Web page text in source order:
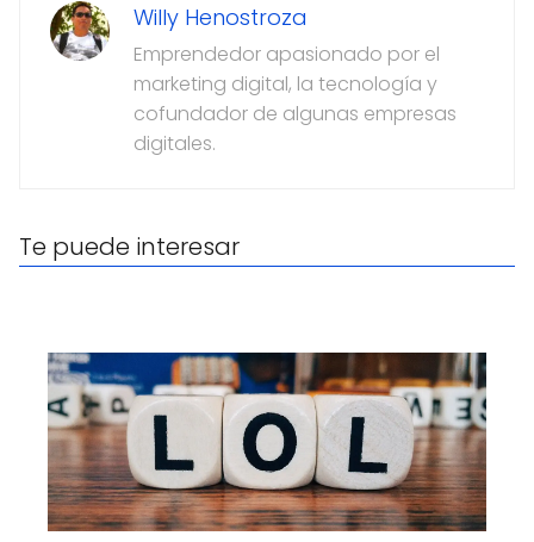
Willy Henostroza
Emprendedor apasionado por el
marketing digital, la tecnología y
cofundador de algunas empresas
digitales.
Te puede interesar